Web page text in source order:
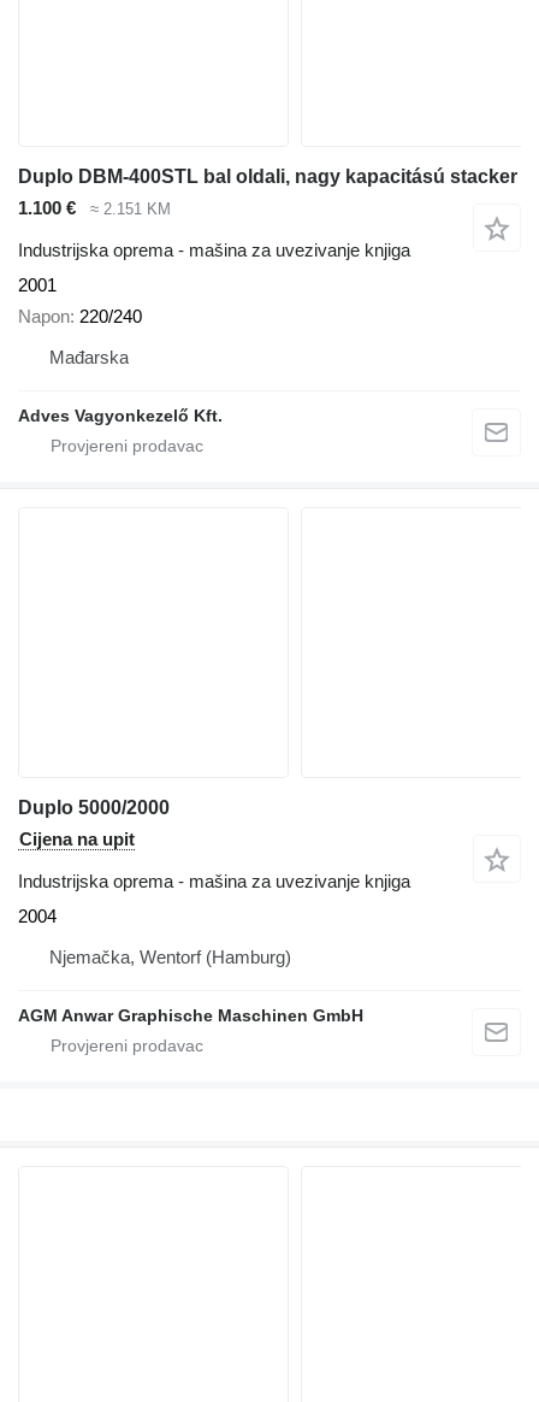
Duplo DBM-400STL bal oldali, nagy kapacitású stacker
1.100 €
≈ 2.151 KM
Industrijska oprema - mašina za uvezivanje knjiga
2001
Napon 220/240
Mađarska
Adves Vagyonkezelő Kft.
Duplo 5000/2000
Cijena na upit
Industrijska oprema - mašina za uvezivanje knjiga
2004
Njemačka, Wentorf (Hamburg)
AGM Anwar Graphische Maschinen GmbH